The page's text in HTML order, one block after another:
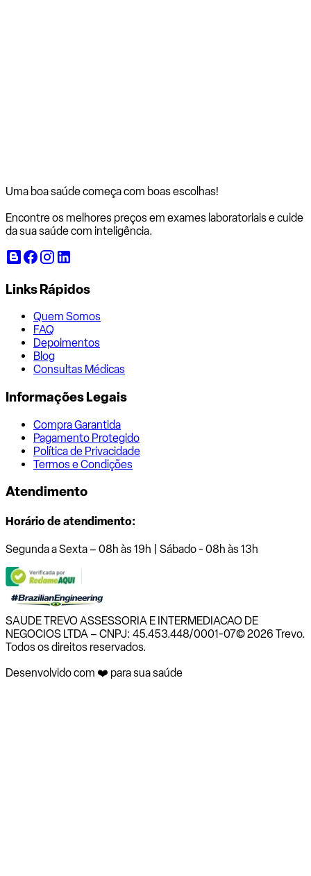
Uma boa saúde começa com boas escolhas!
Encontre os melhores preços em exames laboratoriais e cuide
da sua saúde com inteligência.
Links Rápidos
Quem Somos
FAQ
Depoimentos
Blog
Consultas Médicas
Informações Legais
Compra Garantida
Pagamento Protegido
Política de Privacidade
Termos e Condições
Atendimento
Horário de atendimento:
Segunda a Sexta – 08h às 19h | Sábado - 08h às 13h
SAUDE TREVO ASSESSORIA E INTERMEDIACAO DE
NEGOCIOS LTDA – CNPJ: 45.453.448/0001-07© 2026 Trevo.
Todos os direitos reservados.
Desenvolvido com ❤️ para sua saúde